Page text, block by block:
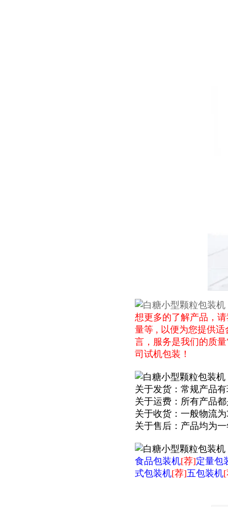
想更多的了解产品，
量等 , 以便为您提供
言，服务是我们的质
司试机包装！
关于发货：常规产品
关于运费：所有产品
关于收货：一般物流
关于售后：产品均为
食品包装机[荐]定量包
式包装机[荐]五包装机